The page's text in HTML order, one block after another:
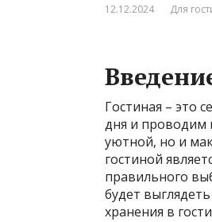
12.12.2024 Для
Гостиная – это
дня и проводим
уютной, но и
гостиной
правильного
будет
хранения в